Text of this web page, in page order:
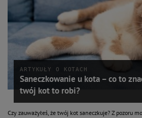
ARTYKUŁY O KOTACH
Saneczkowanie u kota – co to
twój kot to robi?
Czy zauważyłeś, że twój kot saneczkuje? Z pozoru